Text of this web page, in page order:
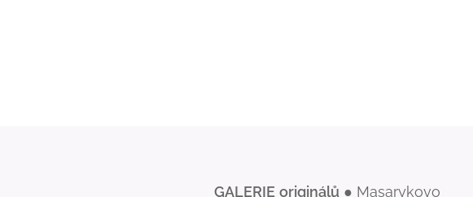
GALERIE originálů ● Masarykovo